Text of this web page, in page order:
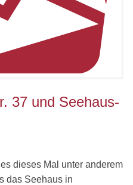
37 und Seehaus-
dieses Mal unter anderem
das Seehaus in